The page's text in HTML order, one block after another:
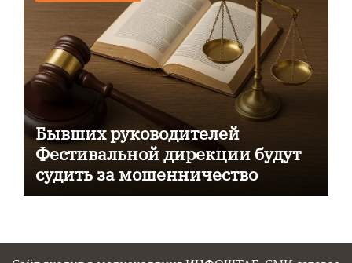
Бывших руководителей
Фестивальной дирекции будут
судить за мошенничество